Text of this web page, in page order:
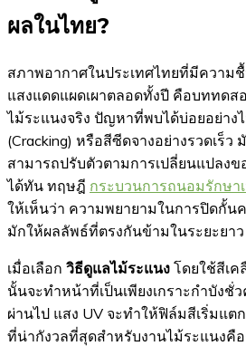
ผลในไทย?
สภาพอากาศในประเทศไทยที่มีความ
แสงแดดแผดเผาตลอดทั้งปี คือบททด
ไม้ระแนงจริง ปัญหาที่พบได้บ่อยอย่าง
(Cracking) หรือสีซีดจางอย่างรวดเร็ว
สามารถปรับตัวตามการเปลี่ยนแปลง
ได้ทัน ทฤษฎี กระบวนการถนอมรักษา
ให้เห็นว่า ความพยายามในการปิดกั้
มักให้ผลลัพธ์ที่ตรงกันข้ามในระยะยาว
เมื่อเลือก วิธีดูแลไม้ระแนง โดยใช้สีเค
นั้นจะทำหน้าที่เป็นเพียงเกราะกำบังชั่
ผ่านไป แสง UV จะทำให้ฟิล์มสีเริ่มแต
ที่น่ากังวลที่สุดสำหรับงานไม้ระแนงคื